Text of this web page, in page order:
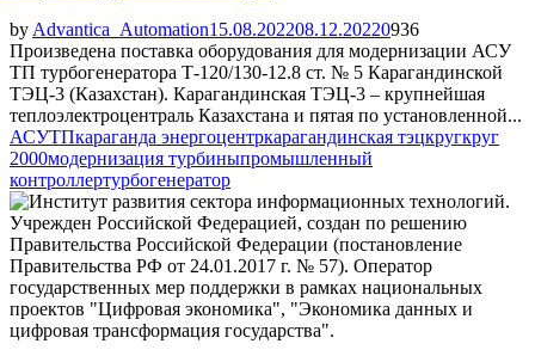
by Advantica_Automation15.08.202208.12.20220936
Произведена поставка оборудования для модернизации АСУ
ТП турбогенератора Т-120/130-12.8 ст. № 5 Карагандинской
ТЭЦ-3 (Казахстан). Карагандинская ТЭЦ-3 – крупнейшая
теплоэлектроцентраль Казахстана и пятая по установленной...
АСУТПкараганда энергоцентркарагандинская тэцкругкруг
2000модернизация турбиныпромышленный
контроллертурбогенератор